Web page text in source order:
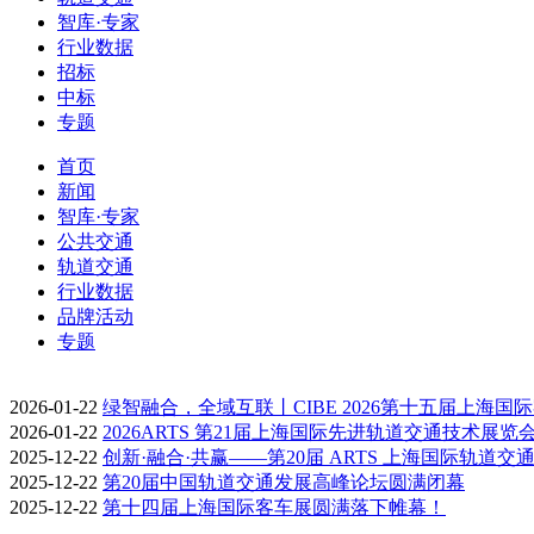
智库·专家
行业数据
招标
中标
专题
首页
新闻
智库·专家
公共交通
轨道交通
行业数据
品牌活动
专题
2026-01-22 绿智融合，全域互联丨CIBE 2026第十五届上海国
2026-01-22 2026ARTS 第21届上海国际先进轨道交通技术展览
2025-12-22 创新·融合·共赢——第20届 ARTS 上海国际轨道交
2025-12-22 第20届中国轨道交通发展高峰论坛圆满闭幕
2025-12-22 第十四届上海国际客车展圆满落下帷幕！